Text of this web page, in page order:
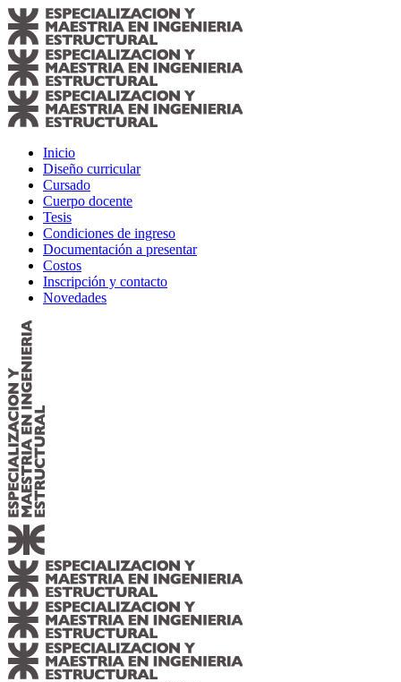
Inicio
Diseño curricular
Cursado
Cuerpo docente
Tesis
Condiciones de ingreso
Documentación a presentar
Costos
Inscripción y contacto
Novedades